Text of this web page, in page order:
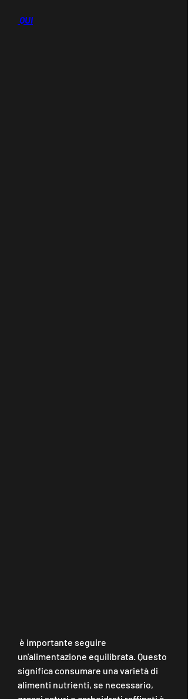
QUI
un'alimentazione equilibrata. Questo
significa consumare una varietà di
alimenti nutrienti, se necessario,